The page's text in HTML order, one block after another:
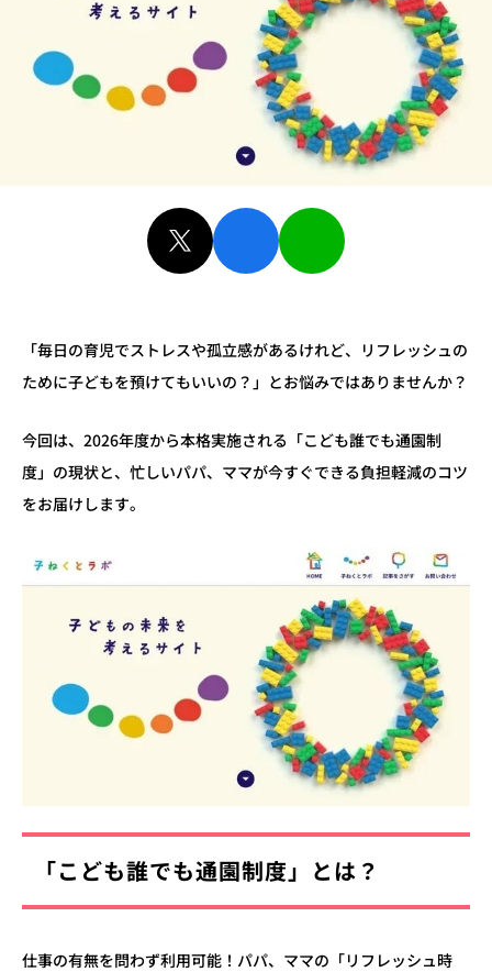
「毎日の育児でストレスや孤立感があるけれど、リフレッシュの
ために子どもを預けてもいいの？」とお悩みではありませんか？
今回は、2026年度から本格実施される「こども誰でも通園制
度」の現状と、忙しいパパ、ママが今すぐできる負担軽減のコツ
をお届けします。
「こども誰でも通園制度」とは？
仕事の有無を問わず利用可能！パパ、ママの「リフレッシュ時